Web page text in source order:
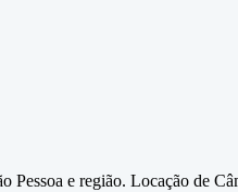
Pessoa e região. Locação de